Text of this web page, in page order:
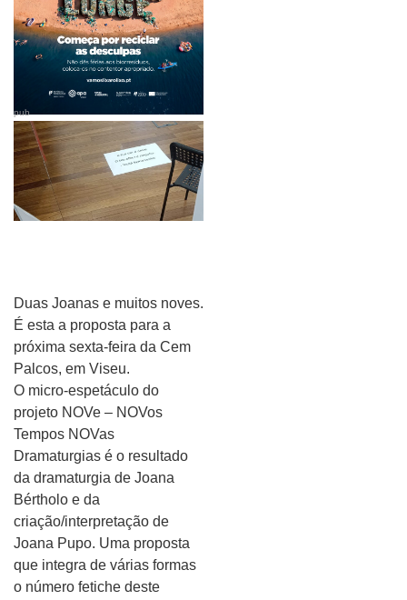
pub
Duas Joanas e muitos noves.
É esta a proposta para a
próxima sexta-feira da Cem
Palcos, em Viseu.
O micro-espetáculo do
projeto NOVe – NOVos
Tempos NOVas
Dramaturgias é o resultado
da dramaturgia de Joana
Bértholo e da
criação/interpretação de
Joana Pupo. Uma proposta
que integra de várias formas
o número fetiche deste